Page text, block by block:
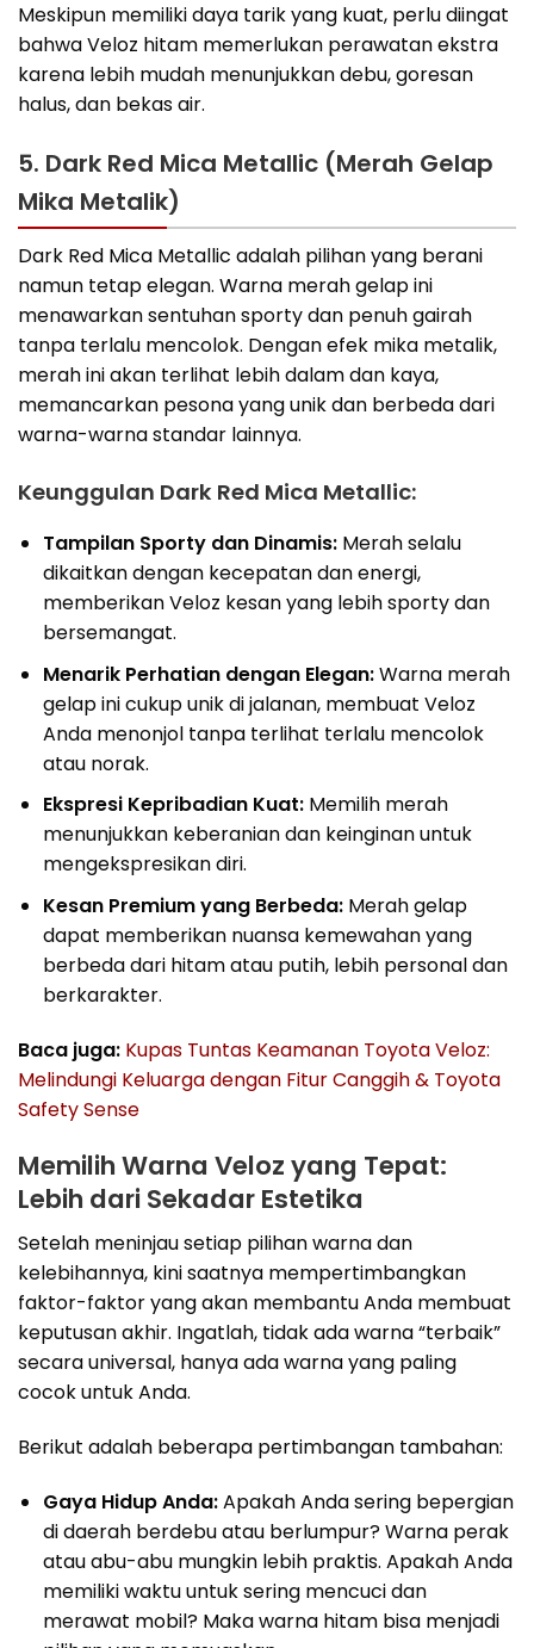
Meskipun memiliki daya tarik yang kuat, perlu diingat
bahwa Veloz hitam memerlukan perawatan ekstra
karena lebih mudah menunjukkan debu, goresan
halus, dan bekas air.
5. Dark Red Mica Metallic (Merah Gelap
Mika Metalik)
Dark Red Mica Metallic adalah pilihan yang berani
namun tetap elegan. Warna merah gelap ini
menawarkan sentuhan sporty dan penuh gairah
tanpa terlalu mencolok. Dengan efek mika metalik,
merah ini akan terlihat lebih dalam dan kaya,
memancarkan pesona yang unik dan berbeda dari
warna-warna standar lainnya.
Keunggulan Dark Red Mica Metallic:
Tampilan Sporty dan Dinamis:Merah selalu
dikaitkan dengan kecepatan dan energi,
memberikan Veloz kesan yang lebih sporty dan
bersemangat.
Menarik Perhatian dengan Elegan:Warna merah
gelap ini cukup unik di jalanan, membuat Veloz
Anda menonjol tanpa terlihat terlalu mencolok
atau norak.
Ekspresi Kepribadian Kuat:Memilih merah
menunjukkan keberanian dan keinginan untuk
mengekspresikan diri.
Kesan Premium yang Berbeda:Merah gelap
dapat memberikan nuansa kemewahan yang
berbeda dari hitam atau putih, lebih personal dan
berkarakter.
Baca juga: Kupas Tuntas Keamanan Toyota Veloz:
Melindungi Keluarga dengan Fitur Canggih & Toyota
Safety Sense
Memilih Warna Veloz yang Tepat:
Lebih dari Sekadar Estetika
Setelah meninjau setiap pilihan warna dan
kelebihannya, kini saatnya mempertimbangkan
faktor-faktor yang akan membantu Anda membuat
keputusan akhir. Ingatlah, tidak ada warna “terbaik”
secara universal, hanya ada warna yang paling
cocok untuk Anda.
Berikut adalah beberapa pertimbangan tambahan:
Gaya Hidup Anda:Apakah Anda sering bepergian
di daerah berdebu atau berlumpur? Warna perak
atau abu-abu mungkin lebih praktis. Apakah Anda
memiliki waktu untuk sering mencuci dan
merawat mobil? Maka warna hitam bisa menjadi